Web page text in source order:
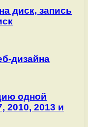
диск, запись
дизайна
одной
2010, 2013 и